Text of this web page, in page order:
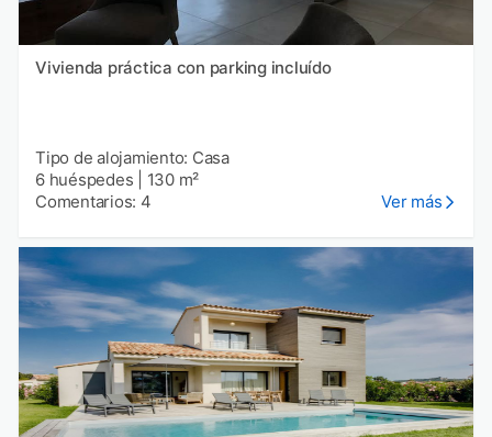
Vivienda práctica con parking incluído
Tipo de alojamiento: Casa
6 huéspedes
130 m²
Comentarios: 4
Ver más